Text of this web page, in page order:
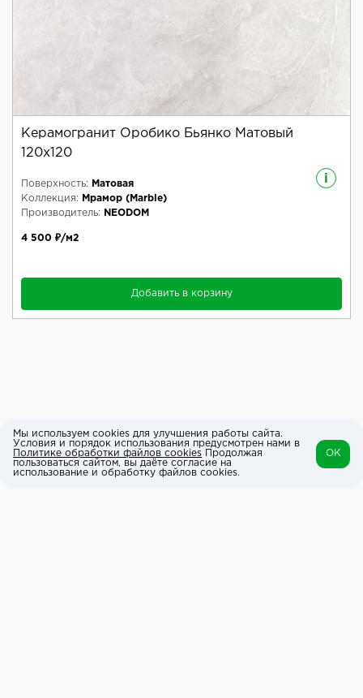
Керамогранит Оробико Бьянко Матовый
120x120
i
Поверхность:
Матовая
Коллекция:
Мрамор (Marble)
Производитель:
NEODOM
4 500 ₽/м2
Добавить в корзину
Мы используем cookies для улучшения работы сайта.
Условия и порядок использования предусмотрен нами в
Политике обработки файлов cookies Продолжая
пользоваться сайтом, вы даёте согласие на
использование и обработку файлов cookies.
OK